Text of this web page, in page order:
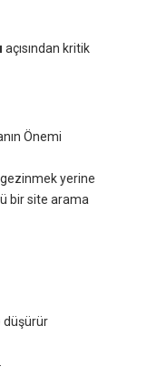
açısından kritik
Önemi
gezinmek yerine
bir site arama
düşürür